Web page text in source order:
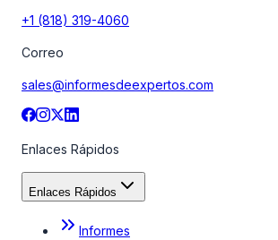
+1 (818) 319-4060
Correo
sales@informesdeexpertos.com
Enlaces Rápidos
Enlaces Rápidos
Informes